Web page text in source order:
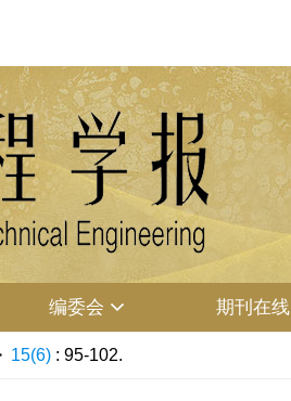
编委会 期刊在线
15(6) : 95-102.